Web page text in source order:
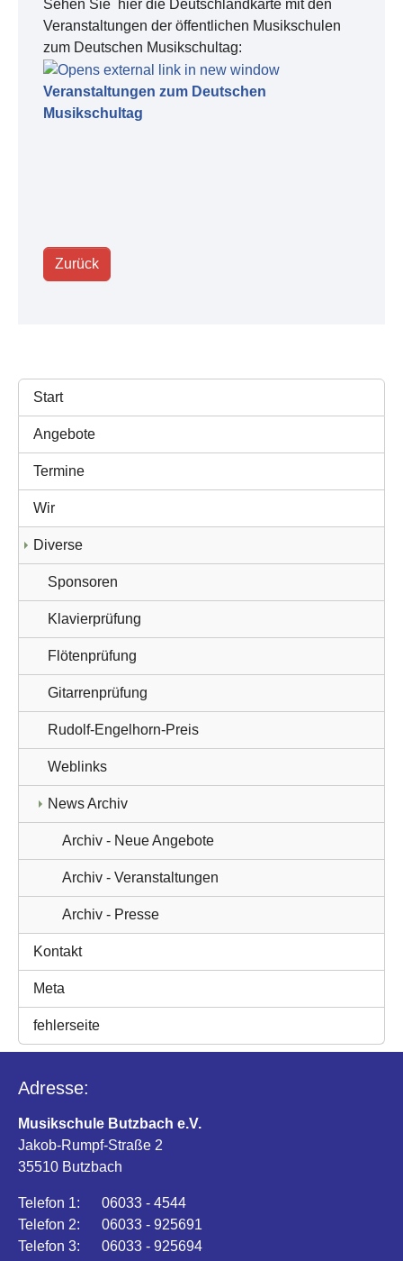
Sehen Sie hier die Deutschlandkarte mit den
Veranstaltungen der öffentlichen Musikschulen
zum Deutschen Musikschultag:
Veranstaltungen zum Deutschen
Musikschultag
Zurück
Start
Angebote
Termine
Wir
Diverse
Sponsoren
Klavierprüfung
Flötenprüfung
Gitarrenprüfung
Rudolf-Engelhorn-Preis
Weblinks
News Archiv
Archiv - Neue Angebote
Archiv - Veranstaltungen
Archiv - Presse
Kontakt
Meta
fehlerseite
Adresse:
Musikschule Butzbach e.V.
Jakob-Rumpf-Straße 2
35510 Butzbach
Telefon 1: 06033 - 4544
Telefon 2: 06033 - 925691
Telefon 3: 06033 - 925694